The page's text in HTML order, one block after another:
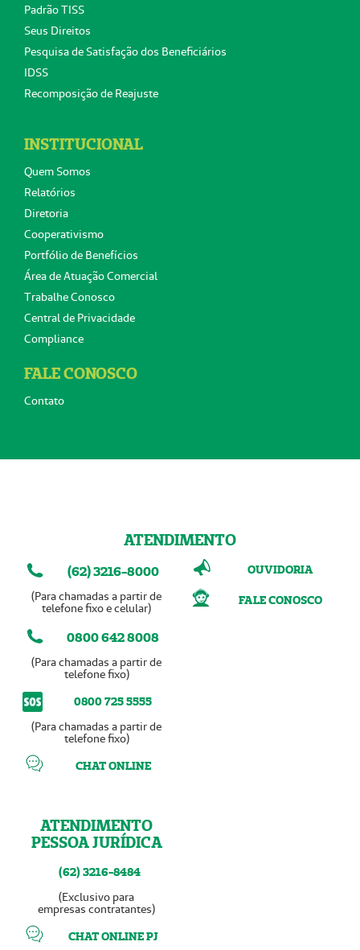
Padrão TISS
Seus Direitos
Pesquisa de Satisfação dos Beneficiários
IDSS
Recomposição de Reajuste
INSTITUCIONAL
Quem Somos
Relatórios
Diretoria
Cooperativismo
Portfólio de Benefícios
Área de Atuação Comercial
Trabalhe Conosco
Central de Privacidade
Compliance
FALE CONOSCO
Contato
ATENDIMENTO
(62) 3216-8000
(Para chamadas a partir de
telefone fixo e celular)
0800 642 8008
(Para chamadas a partir de
telefone fixo)
0800 725 5555
(Para chamadas a partir de
telefone fixo)
CHAT ONLINE
ATENDIMENTO
PESSOA JURÍDICA
(62) 3216-8484
(Exclusivo para
empresas contratantes)
CHAT ONLINE PJ
OUVIDORIA
FALE CONOSCO